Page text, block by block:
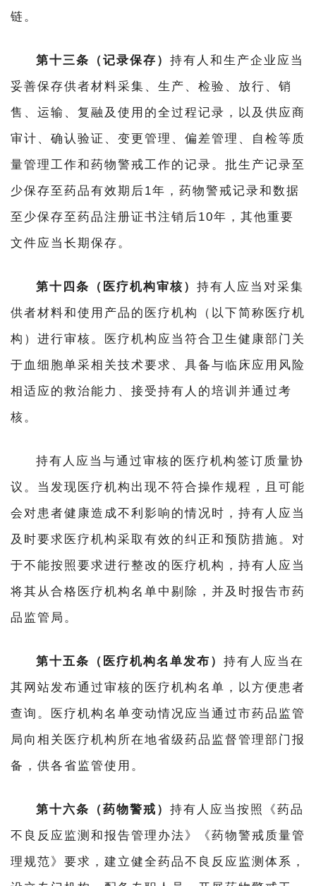
活
动
关
我
们
链。
第十三条（记录保存） 持有人和生产企业应当
妥善保存供者材料采集、生产、检验、放行、销
售、运输、复融及使用的全过程记录，以及供应商
审计、确认验证、变更管理、偏差管理、自检等质
量管理工作和药物警戒工作的记录。批生产记录至
少保存至药品有效期后1年，药物警戒记录和数据
至少保存至药品注册证书注销后10年，其他重要
文件应当长期保存。
第十四条（医疗机构审核） 持有人应当对采集
供者材料和使用产品的医疗机构（以下简称医疗机
构）进行审核。医疗机构应当符合卫生健康部门关
于血细胞单采相关技术要求、具备与临床应用风险
相适应的救治能力、接受持有人的培训并通过考
核。
持有人应当与通过审核的医疗机构签订质量协
议。当发现医疗机构出现不符合操作规程，且可能
会对患者健康造成不利影响的情况时，持有人应当
及时要求医疗机构采取有效的纠正和预防措施。对
于不能按照要求进行整改的医疗机构，持有人应当
将其从合格医疗机构名单中剔除，并及时报告市药
品监管局。
第十五条（医疗机构名单发布） 持有人应当在
其网站发布通过审核的医疗机构名单，以方便患者
查询。医疗机构名单变动情况应当通过市药品监管
局向相关医疗机构所在地省级药品监督管理部门报
备，供各省监管使用。
第十六条（药物警戒） 持有人应当按照《药品
不良反应监测和报告管理办法》《药物警戒质量管
理规范》要求，建立健全药品不良反应监测体系，